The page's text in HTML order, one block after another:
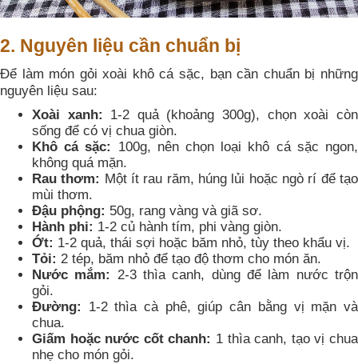
2. Nguyên liệu cần chuẩn bị
Để làm món gỏi xoài khô cá sặc, bạn cần chuẩn bị những
nguyên liệu sau:
Xoài xanh: 1-2 quả (khoảng 300g), chọn xoài còn
sống để có vị chua giòn.
Khô cá sặc:
100g, nên chọn loại khô cá sặc ngon,
không quá mặn.
Rau thơm: Một ít rau răm, húng lủi hoặc ngò rí để tạo
mùi thơm.
Đậu phộng: 50g, rang vàng và giã sơ.
Hành phi: 1-2 củ hành tím, phi vàng giòn.
Ớt: 1-2 quả, thái sợi hoặc băm nhỏ, tùy theo khẩu vị.
Tỏi: 2 tép, băm nhỏ để tạo độ thơm cho món ăn.
Nước mắm: 2-3 thìa canh, dùng để làm nước trộn
gỏi.
Đường:
1-2 thìa cà phê, giúp cân bằng vị mặn và
chua.
Giấm hoặc nước cốt chanh: 1 thìa canh, tạo vị chua
nhẹ cho món gỏi.